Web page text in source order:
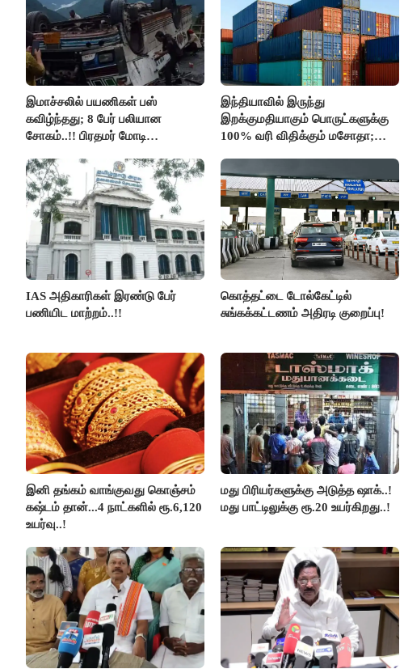
இமாச்சலில் பயணிகள் பஸ்
கவிழ்ந்தது; 8 பேர் பலியான
சோகம்..!! பிரதமர் மோடி
இந்தியாவில் இருந்து
இறக்குமதியாகும் பொருட்களுக்கு
100% வரி விதிக்கும் மசோதா;
IAS அதிகாரிகள் இரண்டு பேர்
பணியிட மாற்றம்..!!
கொத்தட்டை டோல்கேட்டில்
சுங்கக்கட்டணம் அதிரடி குறைப்பு!
இனி தங்கம் வாங்குவது கொஞ்சம்
கஷ்டம் தான்...4 நாட்களில் ரூ.6,120
உயர்வு..!
மது பிரியர்களுக்கு அடுத்த ஷாக்..!
மது பாட்டிலுக்கு ரூ.20 உயர்கிறது..!